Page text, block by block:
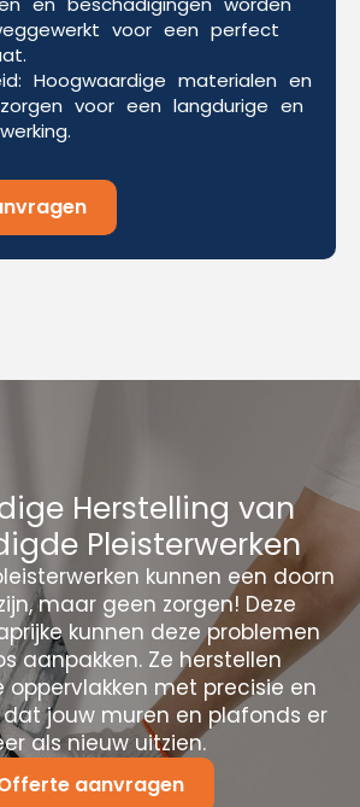
voor een perfect
Hoogwaardige materialen en
voor een langdurige en
Herstelling van
Pleisterwerken
kunnen een doorn
maar geen zorgen! Deze
kunnen deze problemen
aanpakken. Ze herstellen
met precisie en
jouw muren en plafonds er
als nieuw uitzien.
aanvragen